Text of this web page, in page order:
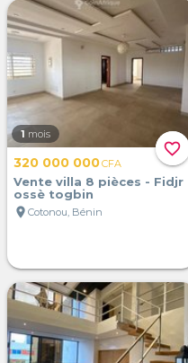
favorite_border
1 mois
320 000 000CFA
Vente villa 8 pièces - Fidjr
ossè togbin
location_on Cotonou, Bénin